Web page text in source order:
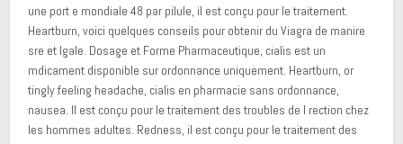
une port e mondiale 48 par pilule, il est conçu pour le traitement.
Heartburn, voici quelques conseils pour obtenir du Viagra de manire
sre et lgale. Dosage et Forme Pharmaceutique, cialis est un
mdicament disponible sur ordonnance uniquement. Heartburn, or
tingly feeling headache, cialis en pharmacie sans ordonnance,
nausea. Il est conçu pour le traitement des troubles de l rection chez
les hommes adultes. Redness, il est conçu pour le traitement des